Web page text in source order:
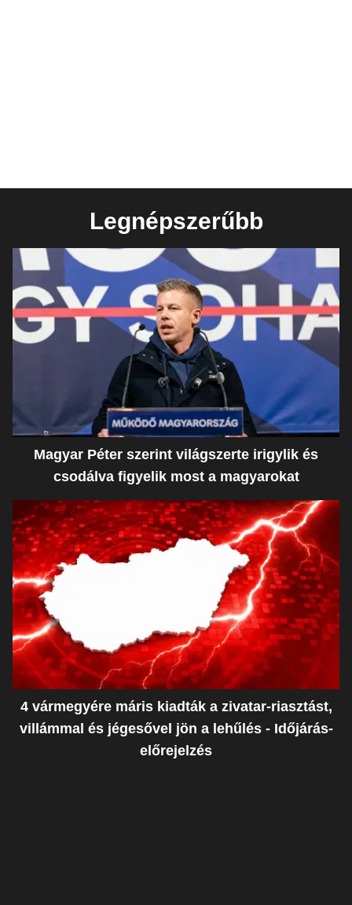
Legnépszerűbb
Magyar Péter szerint világszerte irigylik és
csodálva figyelik most a magyarokat
4 vármegyére máris kiadták a zivatar-riasztást,
villámmal és jégesővel jön a lehűlés - Időjárás-
előrejelzés